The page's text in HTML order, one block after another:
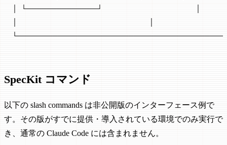
│  └──────────────┘                                              │
SpecKit コマンド
以下の slash commands は非公開版のインターフェース例で
す。その版がすでに提供・導入されている環境でのみ実行で
き、通常の Claude Code には含まれません。